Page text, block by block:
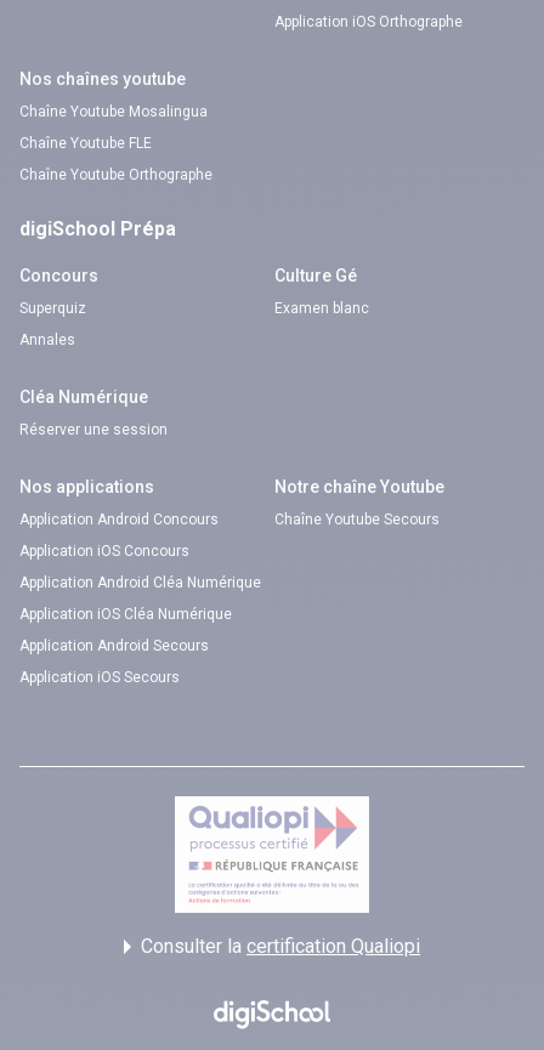
Application iOS Orthographe
Nos chaînes youtube
Chaîne Youtube Mosalingua
Chaîne Youtube FLE
Chaîne Youtube Orthographe
digiSchool Prépa
Concours
Superquiz
Annales
Culture Gé
Examen blanc
Cléa Numérique
Réserver une session
Nos applications
Application Android Concours
Application iOS Concours
Application Android Cléa Numérique
Application iOS Cléa Numérique
Application Android Secours
Application iOS Secours
Notre chaîne Youtube
Chaîne Youtube Secours
Consulter la certification Qualiopi